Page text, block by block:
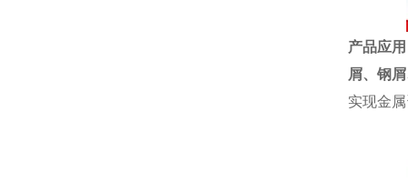
产品应
屑、钢
实现金